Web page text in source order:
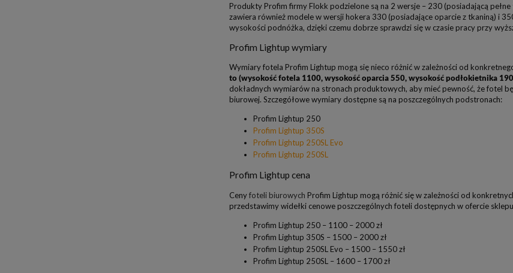
Produkty Profim firmy Flokk podzielone są na 2 wersje – 230 (posiadającą
zawiera również modele w wersji hokera 330 (posiadające oparcie z tkaniną) i
wysokości podnóżka, dzięki czemu dobrze sprawdzi się w czasie pracy przy
Profim Lightup wymiary
Wymiary fotela Profim Lightup mogą się nieco różnić w zależności od
to (wysokość fotela 1100, wysokość oparcia 550, wysokość podłokietnika
dokładnych wymiarów na stronach produktowych, aby mieć pewność, że fotel
biurowej. Szczegółowe wymiary dostępne są na poszczególnych podstronach:
Profim Lightup 250
Profim Lightup 350S
Profim Lightup 250SL Evo
Profim Lightup 250SL
Profim Lightup cena
Cenyfoteli biurowych Profim Lightup mogą różnić się w zależności od
przedstawimy widełki cenowe poszczególnych foteli dostępnych w ofercie
Profim Lightup 250 – 1100 – 2000 zł
Profim Lightup 350S – 1500 – 2000 zł
Profim Lightup 250SL Evo – 1500 – 1550 zł
Profim Lightup 250SL – 1600 – 1700 zł